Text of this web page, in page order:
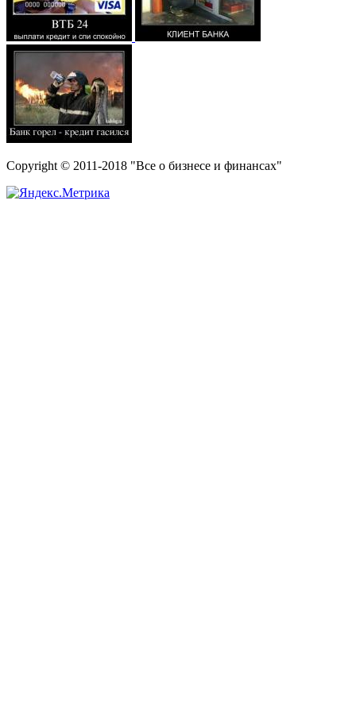
Copyright © 2011-2018 "Все о бизнесе и финансах"